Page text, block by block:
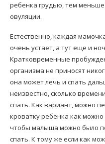
ребенка грудью, тем меньше
овуляции.
Естественно, каждая
очень устает, а тут еще и
Кратковременные
организма не приносят
она может лечь и спать
неизвестно, сколько
спать. Как вариант, можно
кроватку ребенка как
чтобы малыша можно было
спать. К тому же если как